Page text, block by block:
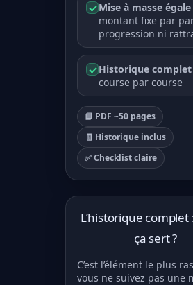
Mise à masse égale
montant fixe par
progression ni
Historique complet
course par course
📘 PDF ~50 pages
🧾 Historique inclus
✅ Checklist claire
L’historique complet
ça sert ?
C’est l’élément le plus
vous ne suivez pas une